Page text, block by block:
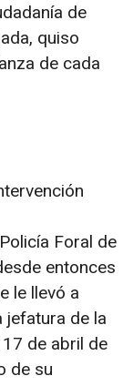
de
quiso
de cada
Foral de
entonces
le llevó a
jefatura de la
de abril de
de su